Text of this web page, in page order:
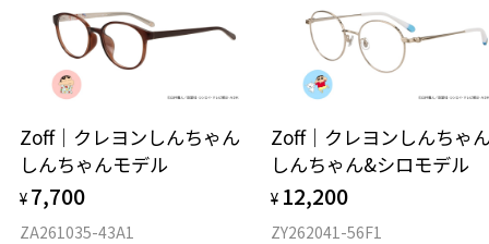
お持ちのZoffメガネサイズを確認するには？
仕上がり寸法
D 仕上がりの横幅：約139mm
きます。
※保証期間内に交換が行われた場合、保証期間は初期の期間から
延長されません。
安心2 視力測定無料
視力の変化を早めに発見するために、定期的な視
力測定をおすすめいたします。
談ください。
＜メガネの度数情報がわからない方へ＞
オンラインストアでフレームのみ購入して、
実店舗で度付きにできます
ご購入時に「レンズ交換券」をお選びいただくと、実店舗で
度数を測定のうえ、度付きレンズ（標準セットレンズ）へ無
Zoff｜クレヨンしんちゃん
しんちゃんモデル
¥ 7,700
ZA261035-43A1
Zoff｜クレヨンしんち
しんちゃん&シロモデル
¥ 12,200
ZY262041-56F1